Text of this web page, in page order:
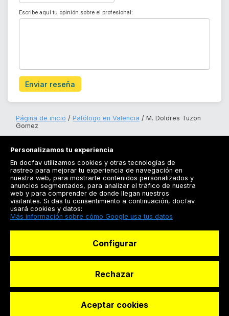
Escribe aquí tu opinión sobre el profesional:
Enviar reseña
Página de inicio Patólogo en Valencia
M. Dolores Tuzon
Gomez
Registrarse
Docfav
© Dashboard Technologies S.L
Personalizamos tu experiencia
En docfav utilizamos cookies y otras tecnologías de
rastreo para mejorar tu experiencia de navegación en
nuestra web, para mostrarte contenidos personalizados y
anuncios segmentados, para analizar el tráfico de nuestra
web y para comprender de donde llegan nuestros
visitantes. Si das tu consentimiento a continuación, docfav
usará cookies y datos:
Más información sobre cómo Google usa tus datos
Configurar
Rechazar
Aceptar cookies